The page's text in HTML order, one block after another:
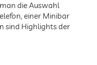
die Auswahl
einer Minibar
sind Highlights der